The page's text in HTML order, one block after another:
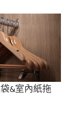
&室內紙拖